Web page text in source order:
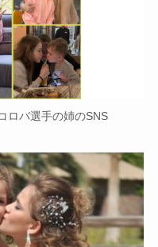
ロバ選手の姉のSNS